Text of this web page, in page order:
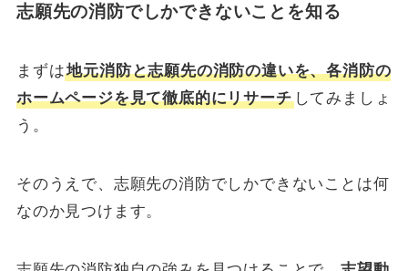
志願先の消防でしかできないことを知る
まずは地元消防と志願先の消防の違いを、各消防の
ホームページを見て徹底的にリサーチしてみましょ
う。
そのうえで、志願先の消防でしかできないことは何
なのか見つけます。